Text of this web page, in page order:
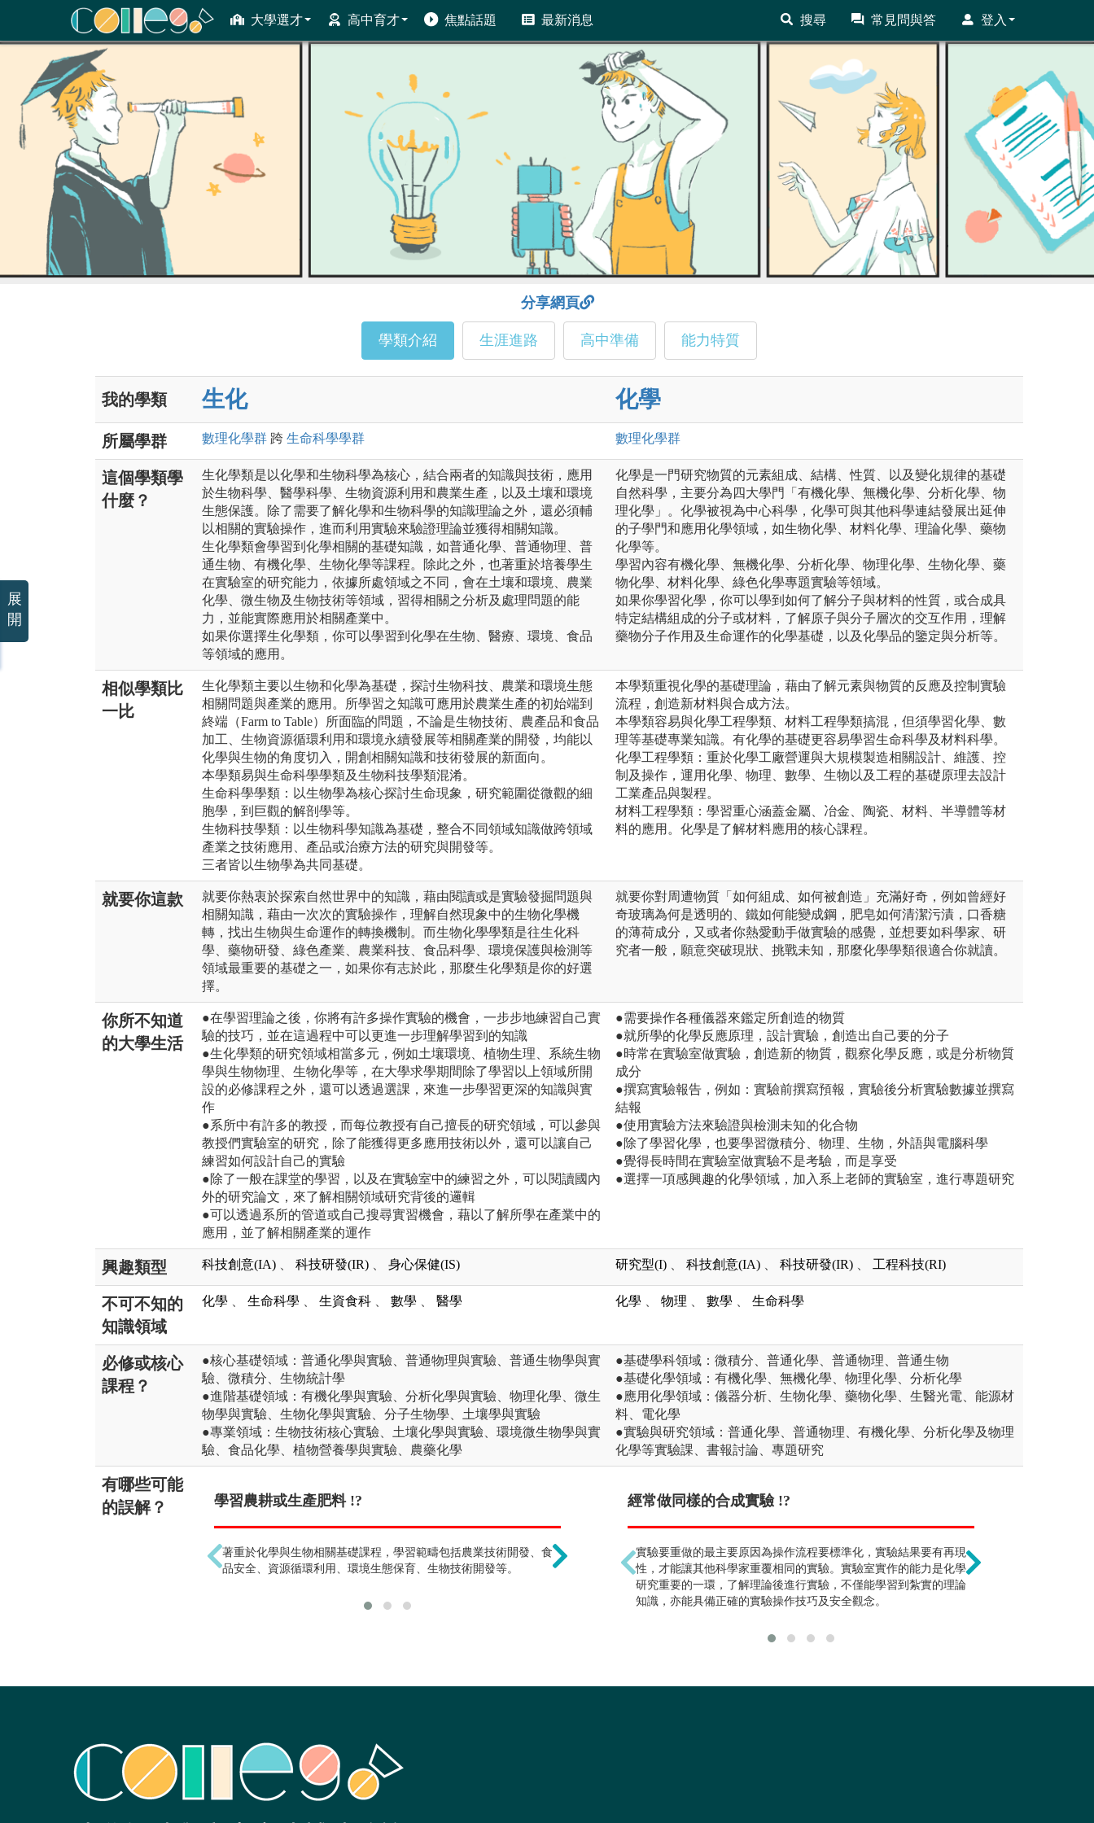
大學選才 高中育才 焦點話題 最新消息 搜尋 常見問與答 登入
ColleGo! 大學選才與高中育才輔助系統
分享網頁
學類介紹 生涯進路 高中準備 能力特質
我的學類 生化 化學
所屬學群 數理化學群 跨 生命科學學群 數理化學群
這個學類學
什麼？
生化學類是以化學和生物科學為核心，結合兩者的知識與技術，應用
於生物科學、醫學科學、生物資源利用和農業生產，以及土壤和環境
生態保護。除了需要了解化學和生物科學的知識理論之外，還必須輔
以相關的實驗操作，進而利用實驗來驗證理論並獲得相關知識。
生化學類會學習到化學相關的基礎知識，如普通化學、普通物理、普
通生物、有機化學、生物化學等課程。除此之外，也著重於培養學生
在實驗室的研究能力，依據所處領域之不同，會在土壤和環境、農業
化學、微生物及生物技術等領域，習得相關之分析及處理問題的能
力，並能實際應用於相關產業中。
如果你選擇生化學類，你可以學習到化學在生物、醫療、環境、食品
等領域的應用。
化學是一門研究物質的元素組成、結構、性質、以及變化規律的基礎
自然科學，主要分為四大學門「有機化學、無機化學、分析化學、物
理化學」。化學被視為中心科學，化學可與其他科學連結發展出延伸
的子學門和應用化學領域，如生物化學、材料化學、理論化學、藥物
化學等。
學習內容有機化學、無機化學、分析化學、物理化學、生物化學、藥
物化學、材料化學、綠色化學專題實驗等領域。
如果你學習化學，你可以學到如何了解分子與材料的性質，或合成具
特定結構組成的分子或材料，了解原子與分子層次的交互作用，理解
藥物分子作用及生命運作的化學基礎，以及化學品的鑒定與分析等。
相似學類比
一比
生化學類主要以生物和化學為基礎，探討生物科技、農業和環境生態
相關問題與產業的應用。所學習之知識可應用於農業生產的初始端到
終端（Farm to Table）所面臨的問題，不論是生物技術、農產品和食品
加工、生物資源循環利用和環境永續發展等相關產業的開發，均能以
化學與生物的角度切入，開創相關知識和技術發展的新面向。
本學類易與生命科學學類及生物科技學類混淆。
生命科學學類：以生物學為核心探討生命現象，研究範圍從微觀的細
胞學，到巨觀的解剖學等。
生物科技學類：以生物科學知識為基礎，整合不同領域知識做跨領域
產業之技術應用、產品或治療方法的研究與開發等。
三者皆以生物學為共同基礎。
本學類重視化學的基礎理論，藉由了解元素與物質的反應及控制實驗
流程，創造新材料與合成方法。
本學類容易與化學工程學類、材料工程學類搞混，但須學習化學、數
理等基礎專業知識。有化學的基礎更容易學習生命科學及材料科學。
化學工程學類：重於化學工廠營運與大規模製造相關設計、維護、控
制及操作，運用化學、物理、數學、生物以及工程的基礎原理去設計
工業產品與製程。
材料工程學類：學習重心涵蓋金屬、冶金、陶瓷、材料、半導體等材
料的應用。化學是了解材料應用的核心課程。
就要你這款
就要你熱衷於探索自然世界中的知識，藉由閱讀或是實驗發掘問題與
相關知識，藉由一次次的實驗操作，理解自然現象中的生物化學機
轉，找出生物與生命運作的轉換機制。而生物化學學類是往生化科
學、藥物研發、綠色產業、農業科技、食品科學、環境保護與檢測等
領域最重要的基礎之一，如果你有志於此，那麼生化學類是你的好選
擇。
就要你對周遭物質「如何組成、如何被創造」充滿好奇，例如曾經好
奇玻璃為何是透明的、鐵如何能變成鋼，肥皂如何清潔污漬，口香糖
的薄荷成分，又或者你熱愛動手做實驗的感覺，並想要如科學家、研
究者一般，願意突破現狀、挑戰未知，那麼化學學類很適合你就讀。
你所不知道
的大學生活
●在學習理論之後，你將有許多操作實驗的機會，一步步地練習自己實
驗的技巧，並在這過程中可以更進一步理解學習到的知識
●生化學類的研究領域相當多元，例如土壤環境、植物生理、系統生物
學與生物物理、生物化學等，在大學求學期間除了學習以上領域所開
設的必修課程之外，還可以透過選課，來進一步學習更深的知識與實
作
●系所中有許多的教授，而每位教授有自己擅長的研究領域，可以參與
教授們實驗室的研究，除了能獲得更多應用技術以外，還可以讓自己
練習如何設計自己的實驗
●除了一般在課堂的學習，以及在實驗室中的練習之外，可以閱讀國內
外的研究論文，來了解相關領域研究背後的邏輯
●可以透過系所的管道或自己搜尋實習機會，藉以了解所學在產業中的
應用，並了解相關產業的運作
●需要操作各種儀器來鑑定所創造的物質
●就所學的化學反應原理，設計實驗，創造出自己要的分子
●時常在實驗室做實驗，創造新的物質，觀察化學反應，或是分析物質
成分
●撰寫實驗報告，例如：實驗前撰寫預報，實驗後分析實驗數據並撰寫
結報
●使用實驗方法來驗證與檢測未知的化合物
●除了學習化學，也要學習微積分、物理、生物，外語與電腦科學
●覺得長時間在實驗室做實驗不是考驗，而是享受
●選擇一項感興趣的化學領域，加入系上老師的實驗室，進行專題研究
興趣類型 科技創意(IA) 科技研發(IR) 身心保健(IS) 研究型(I) 科技創意(IA) 科技研發(IR) 工程科技(RI)
不可不知的
知識領域
化學 生命科學 生資食科 數學 醫學 化學 物理 數學 生命科學
必修或核心
課程？
●核心基礎領域：普通化學與實驗、普通物理與實驗、普通生物學與實
驗、微積分、生物統計學
●進階基礎領域：有機化學與實驗、分析化學與實驗、物理化學、微生
物學與實驗、生物化學與實驗、分子生物學、土壤學與實驗
●專業領域：生物技術核心實驗、土壤化學與實驗、環境微生物學與實
驗、食品化學、植物營養學與實驗、農藥化學
●基礎學科領域：微積分、普通化學、普通物理、普通生物
●基礎化學領域：有機化學、無機化學、物理化學、分析化學
●應用化學領域：儀器分析、生物化學、藥物化學、生醫光電、能源材
料、電化學
●實驗與研究領域：普通化學、普通物理、有機化學、分析化學及物理
化學等實驗課、書報討論、專題研究
有哪些可能
的誤解？
學習農耕或生產肥料 !?
著重於化學與生物相關基礎課程，學習範疇包括農業技術開發、食
品安全、資源循環利用、環境生態保育、生物技術開發等。
念到碩士才好找工作 !?
多數人選擇深造，但亦有不少畢業生畢業即投入職場。
除農業生產技術和資源
師、醫藥、生物技術等
經常做同樣的合成實驗 !?
實驗要重做的最主要原因為操作流程要標準化，實驗結果要有再現
性，才能讓其他科學家重覆相同的實驗。實驗室實作的能力是化學
研究重要的一環，了解理論後進行實驗，不僅能學習到紮實的理論
知識，亦能具備正確的實驗操作技巧及安全觀念。
展
開